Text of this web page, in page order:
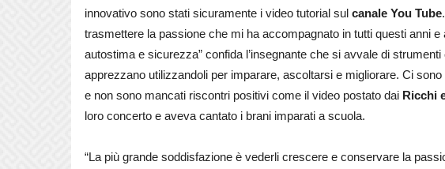
innovativo sono stati sicuramente i video tutorial sul canale You Tube
trasmettere la passione che mi ha accompagnato in tutti questi anni
autostima e sicurezza” confida l’insegnante che si avvale di
apprezzano utilizzandoli per imparare, ascoltarsi e migliorare. Ci
e non sono mancati riscontri positivi come il video postato dai Ricchi
loro concerto e aveva cantato i brani imparati a scuola.
“La più grande soddisfazione è vederli crescere e conservare la